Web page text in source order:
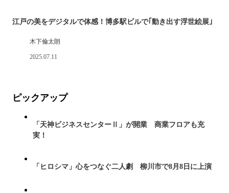
江戸の美をデジタルで体感！博多駅ビルで｢動き出す浮世絵展｣
木下倫太朗
2025.07.11
ピックアップ
「天神ビジネスセンターⅡ」が開業 商業フロアも充
実！
「ヒロシマ」心をつなぐ二人劇 柳川市で8月8日に上演